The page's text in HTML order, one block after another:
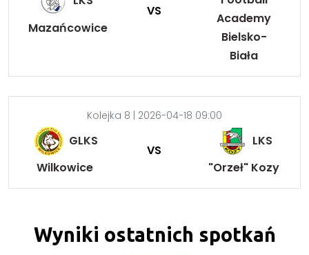
Mazańcowice
VS
Academy
Bielsko-
Biała
Kolejka 8 | 2026-04-18 09:00
GLKS
Wilkowice
VS
LKS
"Orzeł" Kozy
Wyniki ostatnich spotkań